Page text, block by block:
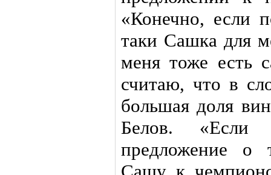
«Конечно, если
таки Сашка для
меня тоже есть
считаю, что в
большая доля
Белов. «Если
предложение о